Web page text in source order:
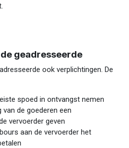
geadresseerde
ook verplichtingen. De
spoed in ontvangst nemen
de goederen een
vervoerder geven
aan de vervoerder het